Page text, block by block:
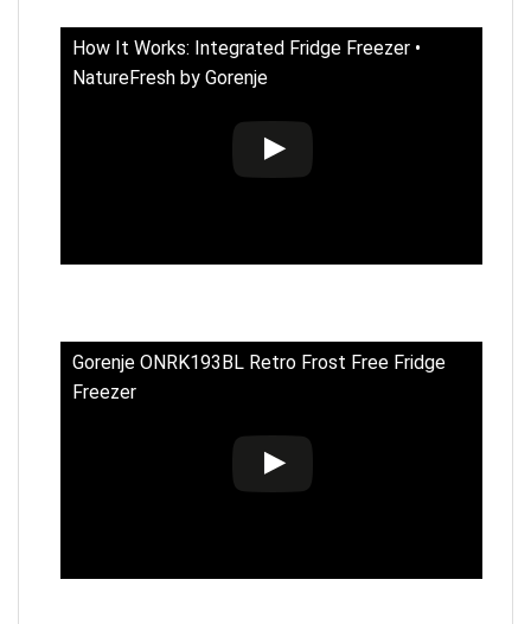
How It Works: Integrated Fridge Freezer •
NatureFresh by Gorenje
Gorenje ONRK193BL Retro Frost Free Fridge
Freezer